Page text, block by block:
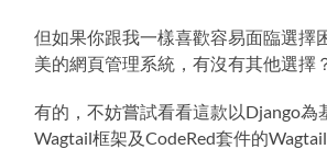
但如果你跟我一樣喜歡容易面臨選擇
美的網頁管理系統，有沒有其他選擇
有的，不妨嘗試看看這款以Django為
Wagtail框架及CodeRed套件的